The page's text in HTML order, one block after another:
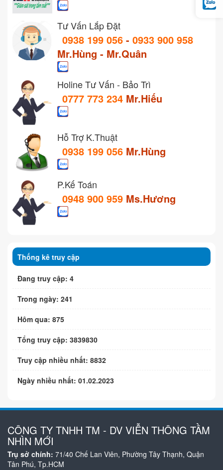
Tư Vấn Lắp Đặt
0938 199 056 - 0933 900 958
Mr.Hùng - Mr.Quân
Holine Tư Vấn - Bảo Trì
0777 773 234 Mr.Hiếu
Hỗ Trợ K.Thuật
0938 199 056 Mr.Hùng
P.Kế Toán
0948 900 959 Ms.Hương
Thống kê truy cập
Đang truy cập: 4
Trong ngày: 241
Hôm qua: 875
Tổng truy cập: 3839830
Truy cập nhiều nhất: 8832
Ngày nhiều nhất: 01.02.2023
CÔNG TY TNHH TM - DV VIỄN THÔNG TẦM
NHÌN MỚI
Trụ sở chính: 71/40 Chế Lan Viên, Phường Tây Thạnh, Quận
Tân Phú, Tp.HCM